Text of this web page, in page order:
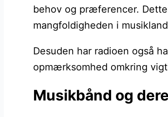
behov og præferencer.
mangfoldigheden i
Desuden har radioen også
opmærksomhed omkring
Musikbånd og